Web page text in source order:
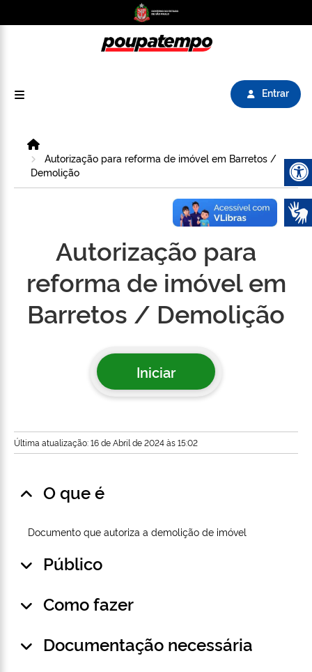
Entrar
Autorização para reforma de imóvel em Barretos /
Demolição
Autorização para
reforma de imóvel em
Barretos / Demolição
Iniciar
Última atualização: 16 de Abril de 2024 às 15:02
O que é
Documento que autoriza a demolição de imóvel
Público
Como fazer
Documentação necessária